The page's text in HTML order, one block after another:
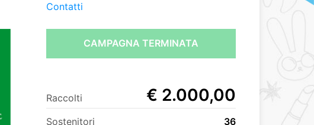
Contatti
CAMPAGNA TERMINATA
Raccolti € 2.000,00
Sostenitori 36